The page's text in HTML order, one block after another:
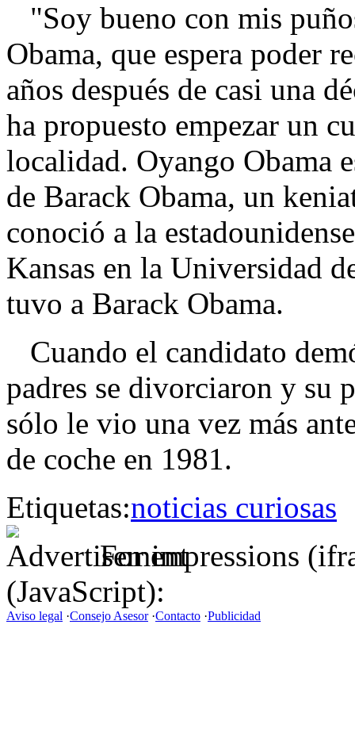
"Soy bueno con mis
Obama, que espera poder
años después de casi una
ha propuesto empezar un
localidad. Oyango Obama
de Barack Obama, un
conoció a la
Kansas en la Universidad
tuvo a Barack Obama.
Cuando el candidato
padres se divorciaron y su
sólo le vio una vez más
de coche en 1981.
Etiquetas:noticias curiosas
For impressions
(JavaScript):
Aviso legal ·Consejo Asesor·Contacto ·Publicidad